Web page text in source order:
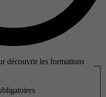
découvrir les formations